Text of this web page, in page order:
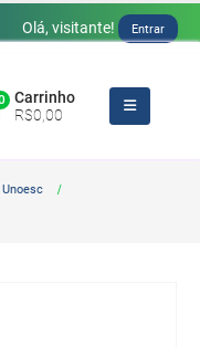
Olá, visitante! Entrar
Carrinho
R$0,00